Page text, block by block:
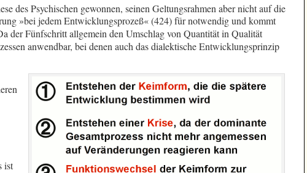
des Psychischen gewonnen, seinen Geltungsrahmen aber nicht auf die
»bei jedem Entwicklungsprozeß« (424) für notwendig und kommt
der Fünfschritt allgemein den Umschlag von Quantität in Qualität
anwendbar, bei denen auch das dialektische Entwicklungsprinzip
ist